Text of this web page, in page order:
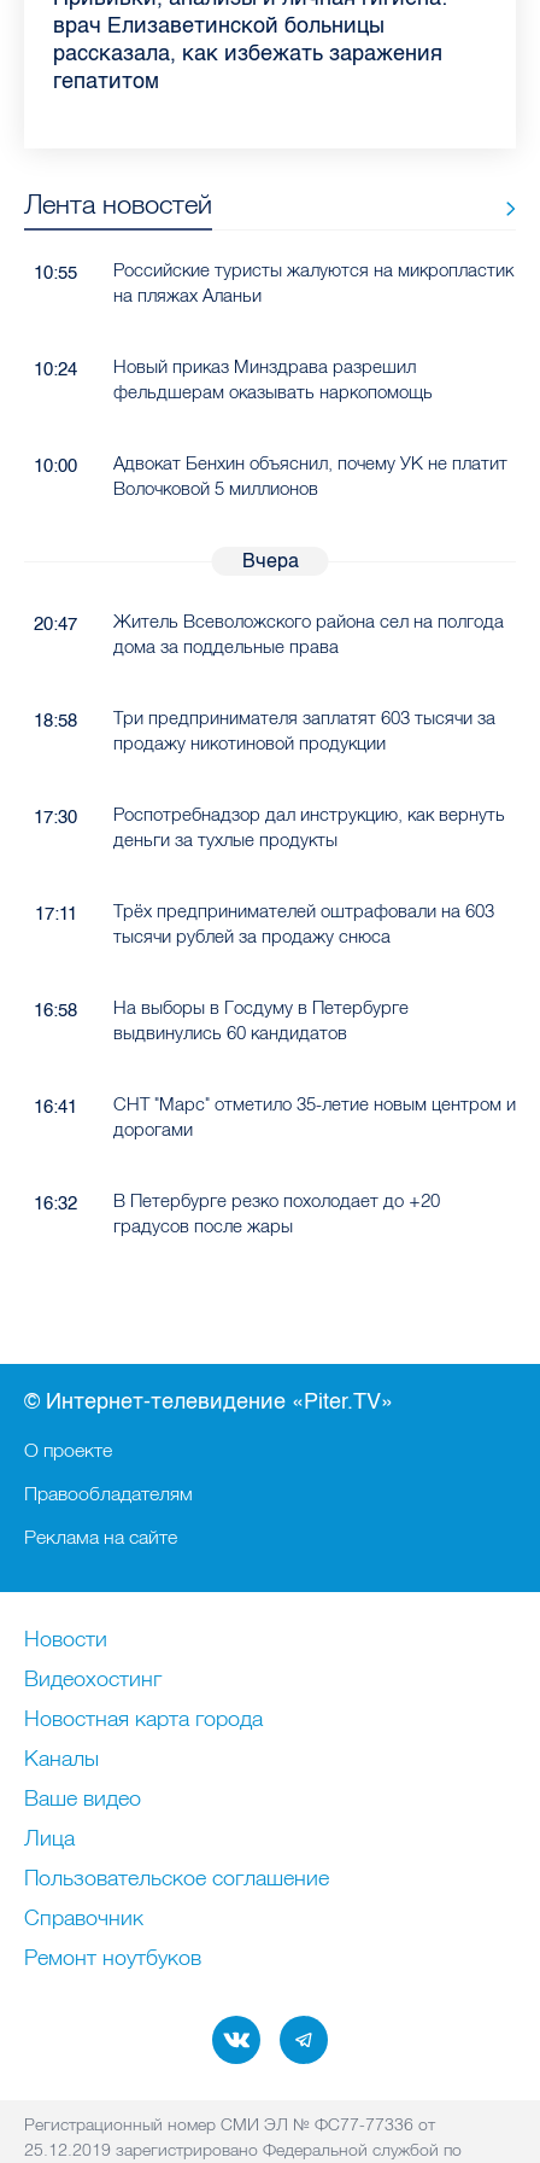
самых цитируемых СМИ Петербурга и
Ленобласти во II квартале 2026 года
врач Елизаветинской больницы
рассказала, как избежать заражения
гепатитом
педиатра для родителей
где самый высокий и самый низкий
конкурс
воспаления ахиллова сухожилия летом
рассказала о возможностях для
работающих родителей
Елизаветинской больницы ответила на
главные вопросы о заболевании
какие напитки можно приготовить дома
в жару
Лента новостей
10:55
Российские туристы жалуются на микропластик
на пляжах Аланьи
10:24
Новый приказ Минздрава разрешил
фельдшерам оказывать наркопомощь
10:00
Адвокат Бенхин объяснил, почему УК не платит
Волочковой 5 миллионов
Вчера
20:47
Житель Всеволожского района сел на полгода
дома за поддельные права
18:58
Три предпринимателя заплатят 603 тысячи за
продажу никотиновой продукции
17:30
Роспотребнадзор дал инструкцию, как вернуть
деньги за тухлые продукты
17:11
Трёх предпринимателей оштрафовали на 603
тысячи рублей за продажу снюса
16:58
На выборы в Госдуму в Петербурге
выдвинулись 60 кандидатов
16:41
СНТ "Марс" отметило 35-летие новым центром и
дорогами
16:32
В Петербурге резко похолодает до +20
градусов после жары
© Интернет-телевидение «Piter.TV»
О проекте
Правообладателям
Реклама на сайте
Новости
Видеохостинг
Новостная карта города
Каналы
Ваше видео
Лица
Пользовательское соглашение
Справочник
Ремонт нoутбуков
Регистрационный номер СМИ ЭЛ № ФС77-77336 от
25.12.2019 зарегистрировано Федеральной службой по